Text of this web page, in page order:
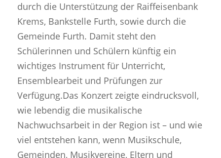
durch die Unterstützung der Raiffeisenbank
Krems, Bankstelle Furth, sowie durch die
Gemeinde Furth. Damit steht den
Schülerinnen und Schülern künftig ein
wichtiges Instrument für Unterricht,
Ensemblearbeit und Prüfungen zur
Verfügung.Das Konzert zeigte eindrucksvoll,
wie lebendig die musikalische
Nachwuchsarbeit in der Region ist – und wie
viel entstehen kann, wenn Musikschule,
Gemeinden, Musikvereine, Eltern und